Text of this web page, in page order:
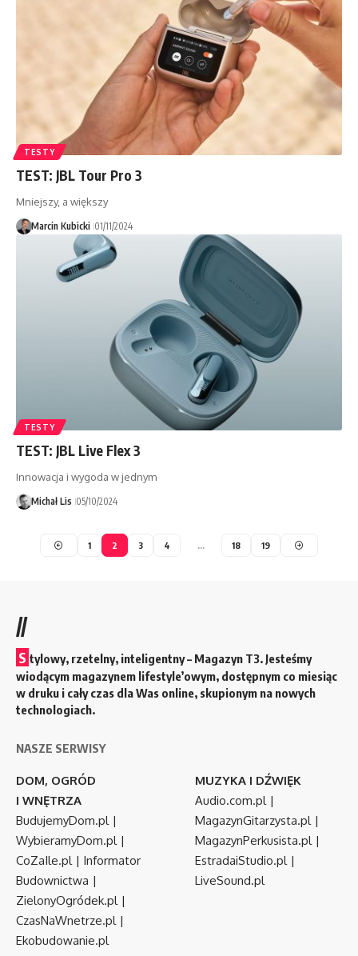
TESTY
TEST: JBL Tour Pro 3
Mniejszy, a większy
Marcin Kubicki 01/11/2024
TESTY
TEST: JBL Live Flex 3
Innowacja i wygoda w jednym
Michał Lis 05/10/2024
1 2 3 4 18 19
//
S tylowy, rzetelny, inteligentny – Magazyn T3. Jesteśmy
wiodącym magazynem lifestyle’owym, dostępnym co miesiąc
w druku i cały czas dla Was online, skupionym na nowych
technologiach.
NASZE SERWISY
DOM, OGRÓD
I WNĘTRZA
BudujemyDom.pl|
WybieramyDom.pl|
CoZaIle.pl| Informator
Budownictwa |
ZielonyOgródek.pl|
CzasNaWnetrze.pl|
Ekobudowanie.pl
MUZYKA I DŹWIĘK
Audio.com.pl|
MagazynGitarzysta.pl|
MagazynPerkusista.pl|
EstradaiStudio.pl|
LiveSound.pl